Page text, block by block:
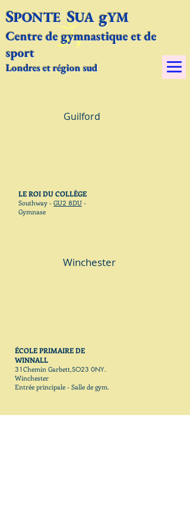
SPONTESUA gYM​
Centre de gymnastique et de
sport
Londres et région sud
Guilford
LE ROI DU COLLÈGE
Southway - GU2 8DU -
Gymnase
Winchester
ÉCOLE PRIMAIRE DE
WINNALL
31 Chemin Garbett,SO23 0NY.
Winchester
Entrée principale - Salle de gym.